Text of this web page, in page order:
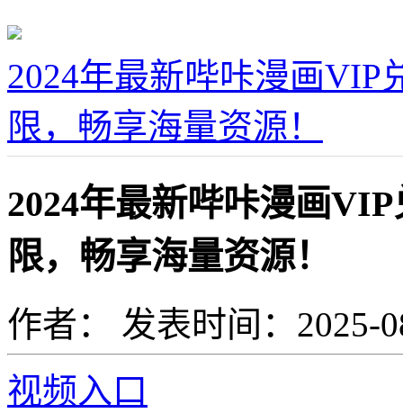
2024年最新哔咔漫画VIP
限，畅享海量资源！
2024年最新哔咔漫画
限，畅享海量资源！
作者：
发表时间：2025-
视频入口